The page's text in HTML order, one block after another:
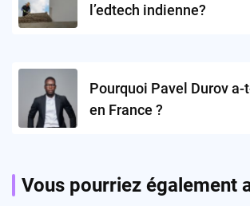
l’edtech indienne?
Pourquoi Pavel Durov
en France ?
Vous pourriez également